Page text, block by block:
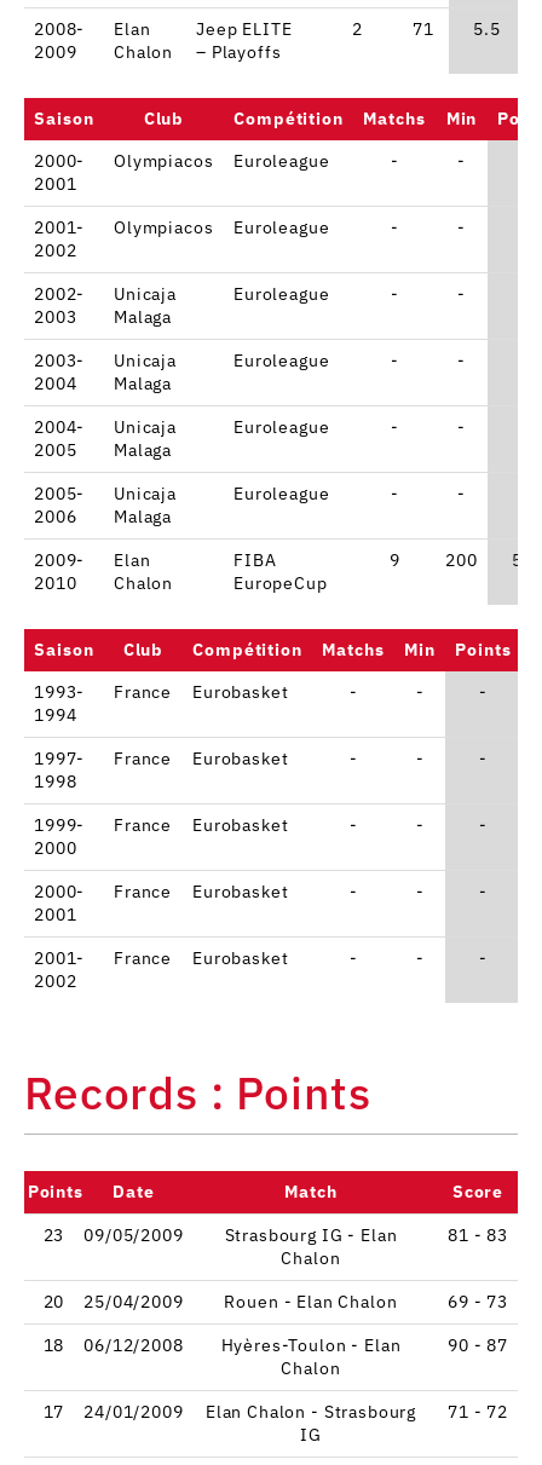
2008-
2009
Elan
Chalon
Jeep ELITE
– Playoffs
2 71 5.5
Saison Club Compétition Matchs Min
2000-
2001
Olympiacos Euroleague - -
2001-
2002
Olympiacos Euroleague - -
2002-
2003
Unicaja
Malaga
Euroleague - -
2003-
2004
Unicaja
Malaga
Euroleague - -
2004-
2005
Unicaja
Malaga
Euroleague - -
2005-
2006
Unicaja
Malaga
Euroleague - -
2009-
2010
Elan
Chalon
FIBA
EuropeCup
9 200 5.4
Saison Club Compétition Matchs Min Points
1993-
1994
France Eurobasket - - -
1997-
1998
France Eurobasket - - -
1999-
2000
France Eurobasket - - -
2000-
2001
France Eurobasket - - -
2001-
2002
France Eurobasket - - -
Records : Points
Points Date Match
Score
23
09/05/2009
Strasbourg IG - Elan
Chalon
81 - 83
20 25/04/2009 Rouen - Elan Chalon
69 - 73
18
06/12/2008
Hyères-Toulon - Elan
Chalon
90 - 87
17 24/01/2009
Elan Chalon - Strasbourg
IG
71 - 72